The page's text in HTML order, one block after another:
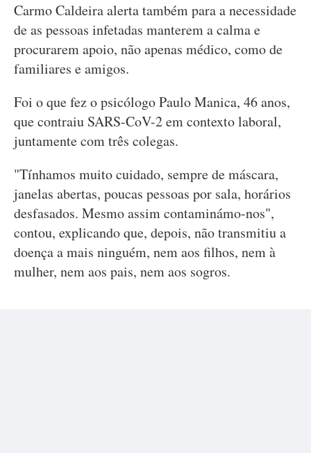
Carmo Caldeira alerta também para a necessidade
de as pessoas infetadas manterem a calma e
procurarem apoio, não apenas médico, como de
familiares e amigos.
Foi o que fez o psicólogo Paulo Manica, 46 anos,
que contraiu SARS-CoV-2 em contexto laboral,
juntamente com três colegas.
"Tínhamos muito cuidado, sempre de máscara,
janelas abertas, poucas pessoas por sala, horários
desfasados. Mesmo assim contaminámo-nos",
contou, explicando que, depois, não transmitiu a
doença a mais ninguém, nem aos filhos, nem à
mulher, nem aos pais, nem aos sogros.